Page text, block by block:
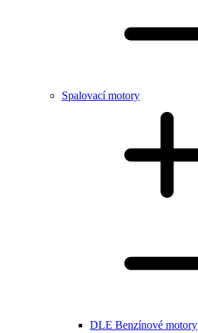
Spalovací motory
DLE Benzínové motory